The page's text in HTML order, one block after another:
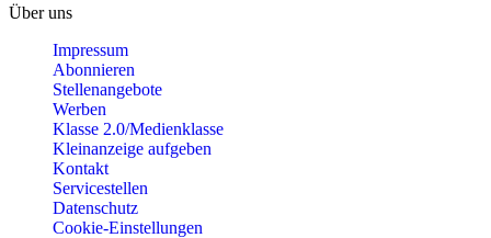
Über uns
Impressum
Abonnieren
Stellenangebote
Werben
Klasse 2.0/Medienklasse
Kleinanzeige aufgeben
Kontakt
Servicestellen
Datenschutz
Cookie-Einstellungen